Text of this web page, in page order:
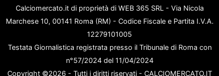
Calciomercato.it di proprietà di WEB 365 SRL - Via Nicola
Marchese 10, 00141 Roma (RM) - Codice Fiscale e Partita I.V.A.
12279101005
Testata Giornalistica registrata presso il Tribunale di Roma con
n°57/2024 del 11/04/2024
Copyright ©2026 - Tutti i diritti riservati - CALCIOMERCATO.IT